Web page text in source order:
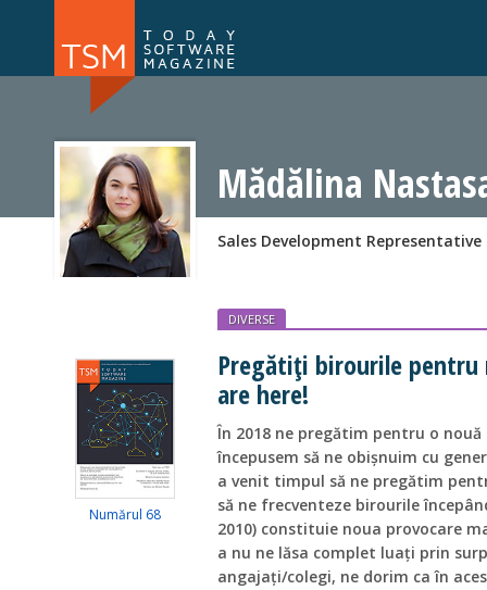
NOU
Mădălina
Sales Development
Numărul 68
DIVERSE
Pregătiți birourile pentru
are here!
În 2018 ne pregătim pentru o
începusem să ne obișnuim cu
a venit timpul să ne pregătim
să ne frecventeze birourile
2010) constituie noua provocare
a nu ne lăsa complet luați prin
angajați/colegi, ne dorim ca în